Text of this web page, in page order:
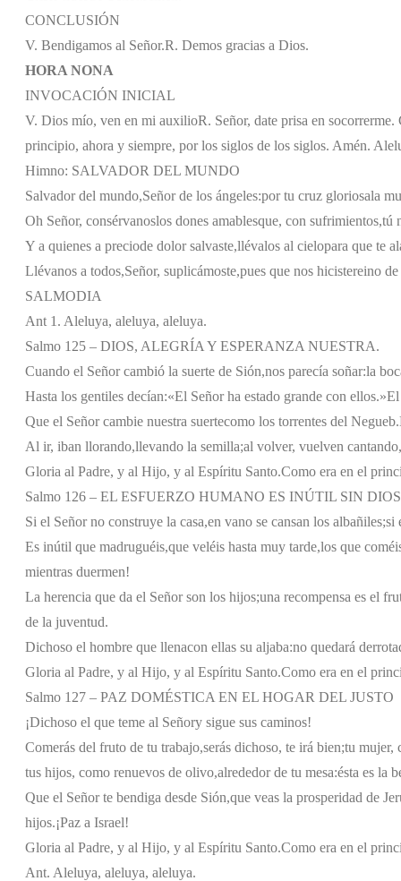
CONCLUSIÓN
V. Bendigamos al Señor.R. Demos gracias a Dios.
HORA NONA
INVOCACIÓN INICIAL
V. Dios mío, ven en mi auxilioR. Señor, date prisa en
principio, ahora y siempre, por los siglos de los siglos. Amén.
Himno: SALVADOR DEL MUNDO
Salvador del mundo,Señor de los ángeles:por tu cruz gloriosala
Oh Señor, consérvanoslos dones amablesque, con sufrimientos,tú
Y a quienes a preciode dolor salvaste,llévalos al cielopara que te
Llévanos a todos,Señor, suplicámoste,pues que nos hicistereino
SALMODIA
Ant 1. Aleluya, aleluya, aleluya.
Salmo 125 – DIOS, ALEGRÍA Y ESPERANZA NUESTRA.
Cuando el Señor cambió la suerte de Sión,nos parecía soñar:la
Hasta los gentiles decían:«El Señor ha estado grande con ellos.»El
Que el Señor cambie nuestra suertecomo los torrentes del Negueb.
Al ir, iban llorando,llevando la semilla;al volver, vuelven cantando,
Gloria al Padre, y al Hijo, y al Espíritu Santo.Como era en el
Salmo 126 – EL ESFUERZO HUMANO ES INÚTIL SIN
Si el Señor no construye la casa,en vano se cansan los albañiles;si
Es inútil que madruguéis,que veléis hasta muy tarde,los que
mientras duermen!
La herencia que da el Señor son los hijos;una recompensa es el
de la juventud.
Dichoso el hombre que llenacon ellas su aljaba:no quedará
Gloria al Padre, y al Hijo, y al Espíritu Santo.Como era en el
Salmo 127 – PAZ DOMÉSTICA EN EL HOGAR DEL JUSTO
¡Dichoso el que teme al Señory sigue sus caminos!
Comerás del fruto de tu trabajo,serás dichoso, te irá bien;tu mujer,
tus hijos, como renuevos de olivo,alrededor de tu mesa:ésta es la
Que el Señor te bendiga desde Sión,que veas la prosperidad de
hijos.¡Paz a Israel!
Gloria al Padre, y al Hijo, y al Espíritu Santo.Como era en el
Ant. Aleluya, aleluya, aleluya.